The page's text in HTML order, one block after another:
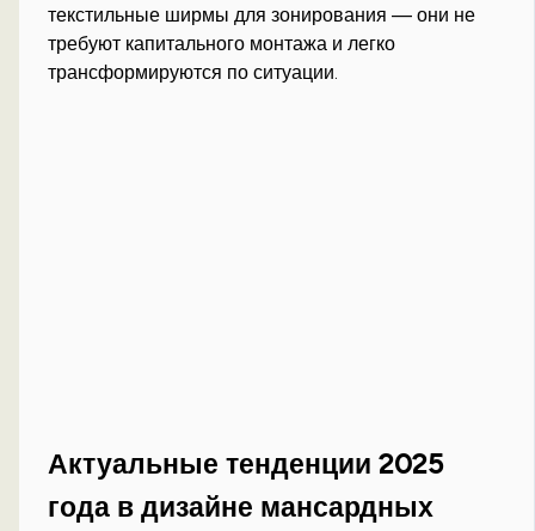
текстильные ширмы для зонирования — они не
требуют капитального монтажа и легко
трансформируются по ситуации.
Актуальные тенденции 2025
года в дизайне мансардных